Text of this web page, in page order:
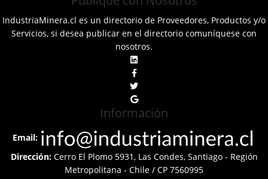
IndustriaMinera.cl es un directorio de Proveedores, Productos y/o
Servicios, si desea publicar en el directorio comuníquese con
nosotros.
Información
Email:
Dirección:Cerro El Plomo 5931, Las Condes, Santiago - Región
Metropolitana - Chile / CP 7560995